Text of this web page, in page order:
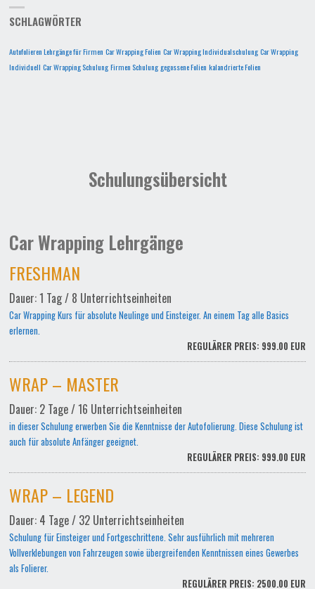
SCHLAGWÖRTER
Autofolieren Lehrgänge für Firmen Car Wrapping Folien Car Wrapping Individualschulung Car Wrapping
Individuell Car Wrapping Schulung Firmen Schulung gegossene Folien kalandrierte Folien
Schulungsübersicht
Car Wrapping Lehrgänge
FRESHMAN
Dauer: 1 Tag / 8 Unterrichtseinheiten
Car Wrapping Kurs für absolute Neulinge und Einsteiger. An einem Tag alle Basics
erlernen.
REGULÄRER PREIS: 999.00 EUR
WRAP – MASTER
Dauer: 2 Tage / 16 Unterrichtseinheiten
in dieser Schulung erwerben Sie die Kenntnisse der Autofolierung. Diese Schulung ist
auch für absolute Anfänger geeignet.
REGULÄRER PREIS: 999.00 EUR
WRAP – LEGEND
Dauer: 4 Tage / 32 Unterrichtseinheiten
Schulung für Einsteiger und Fortgeschrittene. Sehr ausführlich mit mehreren
Vollverklebungen von Fahrzeugen sowie übergreifenden Kenntnissen eines Gewerbes
als Folierer.
REGULÄRER PREIS: 2500.00 EUR